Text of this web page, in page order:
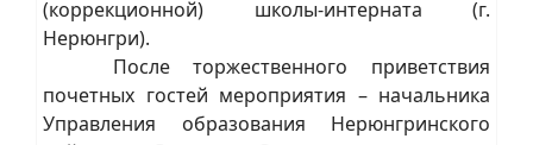
(коррекционной) школы-интерната (г.
Нерюнгри).
После торжественного приветствия
почетных гостей мероприятия – начальника
Управления образования Нерюнгринского